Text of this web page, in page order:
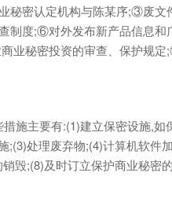
密认定机构与陈某序;③废文
制度;⑥对外发布新产品信息和
业秘密投资的审查、保护规
主要有:(1)建立保密设施,如
处理废弃物;(4)计算机软件
毁;(8)及时订立保护商业秘密